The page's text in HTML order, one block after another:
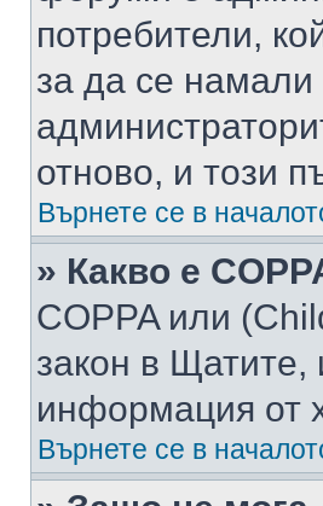
потребители,
за да се
отново, и този
Върнете се в
» Какво е
COPPA или
закон в Щатите,
информация от
Върнете се в